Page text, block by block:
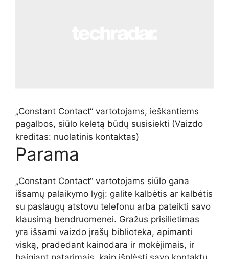
„Constant Contact“ vartotojams, ieškantiems
pagalbos, siūlo keletą būdų susisiekti (Vaizdo
kreditas: nuolatinis kontaktas)
Parama
„Constant Contact“ vartotojams siūlo gana
išsamų palaikymo lygį: galite kalbėtis ar kalbėtis
su paslaugų atstovu telefonu arba pateikti savo
klausimą bendruomenei. Gražus prisilietimas
yra išsami vaizdo įrašų biblioteka, apimanti
viską, pradedant kainodara ir mokėjimais, ir